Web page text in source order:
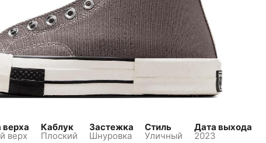
верха
верх
Каблук
Плоский
Застежка
Шнуровка
Стиль
Уличный
Дата выхода
2023